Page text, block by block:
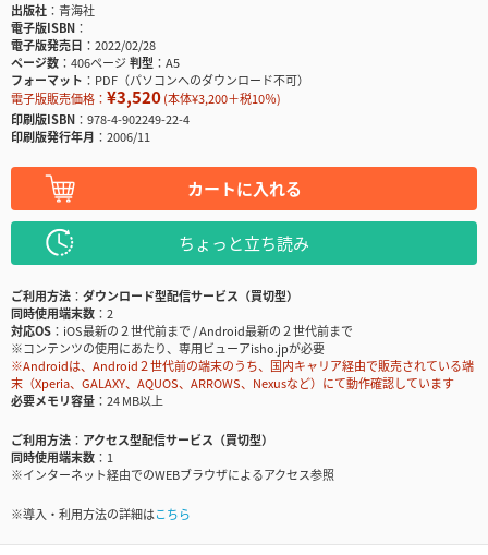
出版社
青海社
電子版ISBN
電子版発売日
2022/02/28
ページ数
406ページ判型
A5
フォーマット
PDF（パソコンへのダウンロード不可）
電子版販売価格： ¥3,520(本体¥3,200＋税10％)
印刷版ISBN
978-4-902249-22-4
印刷版発行年月
2006/11
カートに入れる
ちょっと立ち読み
ご利用方法
ダウンロード型配信サービス（買切型）
同時使用端末数
2
対応OS
iOS最新の２世代前まで / Android最新の２世代前まで
※コンテンツの使用にあたり、専用ビューアisho.jpが必要
※Androidは、Android２世代前の端末のうち、国内キャリア経由で販売されている端
末（Xperia、GALAXY、AQUOS、ARROWS、Nexusなど）にて動作確認しています
必要メモリ容量
24 MB以上
ご利用方法
アクセス型配信サービス（買切型）
同時使用端末数
1
※インターネット経由でのWEBブラウザによるアクセス参照
※導入・利用方法の詳細はこちら